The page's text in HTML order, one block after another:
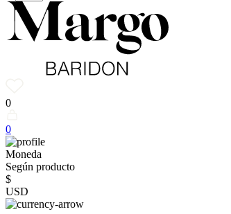
0
0
Moneda
Según producto
$
USD